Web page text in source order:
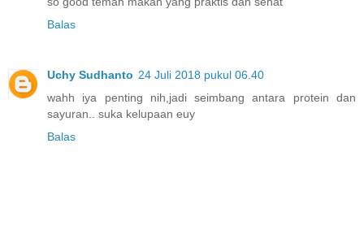
Balas
Uchy Sudhanto 24 Juli 2018 pukul 06.40
wahh iya penting nih,jadi seimbang antara protein dan
sayuran.. suka kelupaan euy
Balas